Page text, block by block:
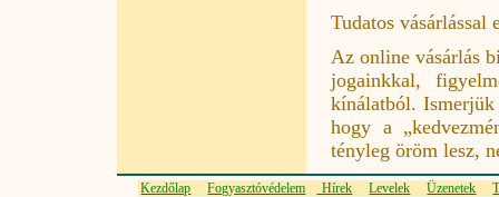
Tudatos vásárlással
Az online vásárlás
jogainkkal,
kínálatból. Ismerjük
hogy a
tényleg öröm lesz,
Kezdőlap Fogyasztóvédelem Hírek Levelek Üzenetek